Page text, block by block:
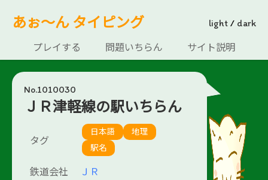
あぉ～ん タイピング light / dark
プレイする 問題いちらん サイト説明
No.1010030
ＪＲ津軽線の駅いちらん
タグ
日本語
地理
駅名
鉄道会社 ＪＲ